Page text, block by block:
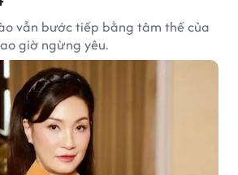
vẫn bước tiếp bằng tâm thế của
giờ ngừng yêu.